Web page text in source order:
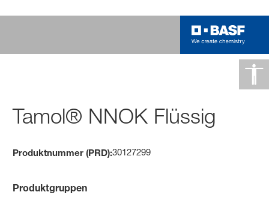
Tamol® NNOK Flüssig
Produktnummer (PRD):30127299
Produktgruppen